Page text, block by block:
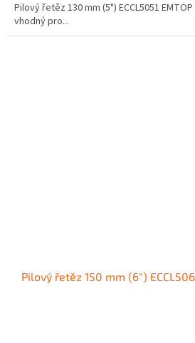
Pilový řetěz 130 mm (5") ECCL5051
vhodný pro...
Pilový řetěz 150 mm (6")